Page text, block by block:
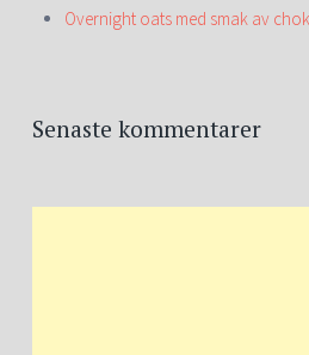
Overnight oats med smak av
Senaste kommentarer